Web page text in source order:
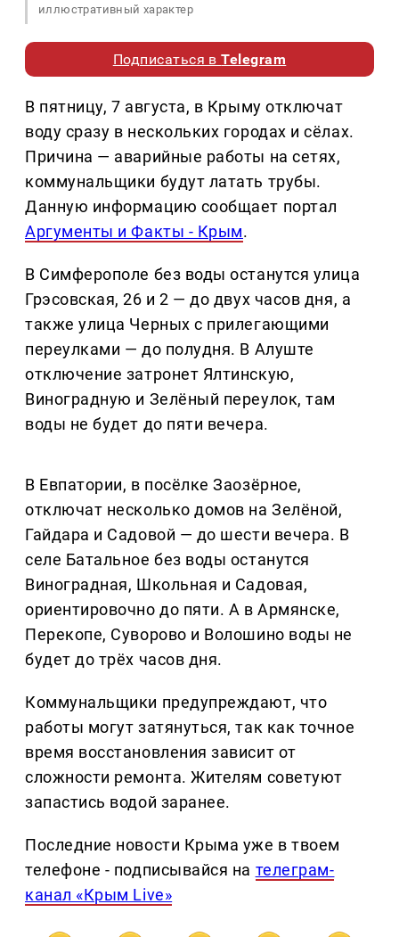
иллюстративный характер
Подписаться вTelegram
В пятницу, 7 августа, в Крыму отключат
воду сразу в нескольких городах и сёлах.
Причина — аварийные работы на сетях,
коммунальщики будут латать трубы.
Данную информацию сообщает портал
Аргументы и Факты - Крым.
В Симферополе без воды останутся улица
Грэсовская, 26 и 2 — до двух часов дня, а
также улица Черных с прилегающими
переулками — до полудня. В Алуште
отключение затронет Ялтинскую,
Виноградную и Зелёный переулок, там
воды не будет до пяти вечера.
В Евпатории, в посёлке Заозёрное,
отключат несколько домов на Зелёной,
Гайдара и Садовой — до шести вечера. В
селе Батальное без воды останутся
Виноградная, Школьная и Садовая,
ориентировочно до пяти. А в Армянске,
Перекопе, Суворово и Волошино воды не
будет до трёх часов дня.
Коммунальщики предупреждают, что
работы могут затянуться, так как точное
время восстановления зависит от
сложности ремонта. Жителям советуют
запастись водой заранее.
Последние новости Крыма уже в твоем
телефоне - подписывайся на телеграм-
канал «Крым Live»